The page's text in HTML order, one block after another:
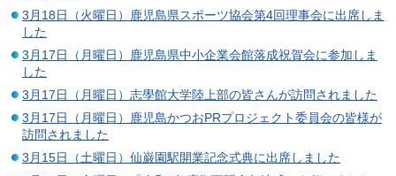
3月18日（火曜日）鹿児島県スポーツ協会第4回理事会に出席しま
した
3月17日（月曜日）鹿児島県中小企業会館落成祝賀会に参加しま
した
3月17日（月曜日）志學館大学陸上部の皆さんが訪問されました
3月17日（月曜日）鹿児島かつおPRプロジェクト委員会の皆様が
訪問されました
3月15日（土曜日）仙巌園駅開業記念式典に出席しました